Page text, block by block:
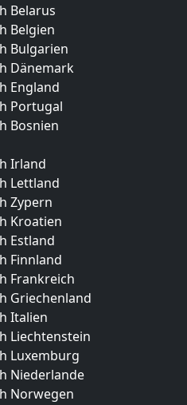
Belarus
Belgien
Bulgarien
Dänemark
England
Portugal
Bosnien
Irland
Lettland
Zypern
Kroatien
Estland
Finnland
Frankreich
Griechenland
Italien
Liechtenstein
Luxemburg
Niederlande
Norwegen